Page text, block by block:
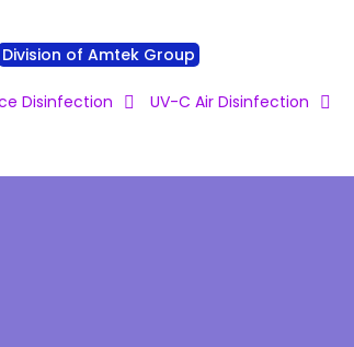
Division of Amtek Group
Disinfection UV-C Air Disinfection